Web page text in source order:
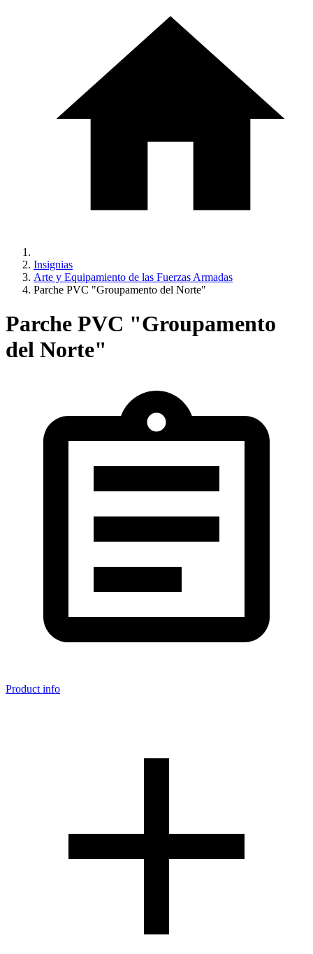
Insignias
Arte y Equipamiento de las Fuerzas Armadas
Parche PVC "Groupamento del Norte"
Parche PVC "Groupamento
del Norte"
Product info